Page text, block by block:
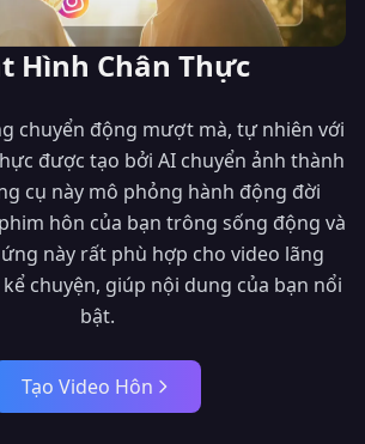
Hình Chân Thực
chuyển động mượt mà, tự nhiên với
được tạo bởi AI chuyển ảnh thành
cụ này mô phỏng hành động đời
hôn của bạn trông sống động và
này rất phù hợp cho video lãng
chuyện, giúp nội dung của bạn nổi
bật.
Tạo Video Hôn